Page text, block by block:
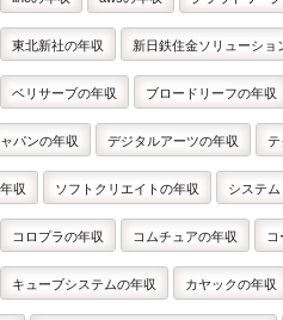
東北新社の年収 新日鉄住金ソリューショ
ベリサーブの年収 ブロードリーフの年収
ャパンの年収 デジタルアーツの年収 テ
年収 ソフトクリエイトの年収 システ
コロプラの年収 コムチュアの年収
キューブシステムの年収 カヤックの年収